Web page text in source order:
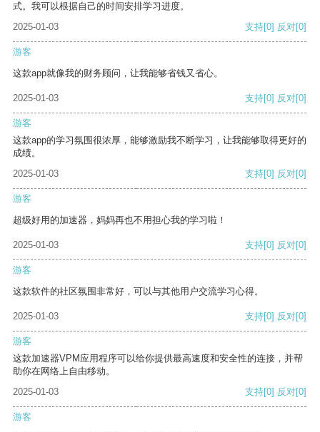
式。我可以根据自己的时间安排学习进度。
2025-01-03
支持[0] 反对[0]
游客
这款app就像我的财务顾问，让我能够省钱又省心。
2025-01-03 支持[0] 反对[0]
游客
这款app的学习氛围很浓厚，能够激励我不断学习，让我能够取得更好的
成绩。
2025-01-03
支持[0] 反对[0]
游客
超级好用的加速器，妈妈再也不用担心我的学习啦！
2025-01-03 支持[0] 反对[0]
游客
这款软件的社区氛围非常好，可以与其他用户交流学习心得。
2025-01-03 支持[0] 反对[0]
游客
这款加速器VPM应用程序可以给你提供最高速度和安全性的连接，并帮
助你在网络上自由移动。
2025-01-03
支持[0] 反对[0]
游客